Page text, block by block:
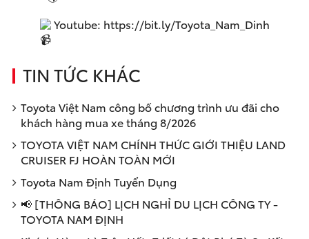
Youtube: https://bit.ly/Toyota_Nam_Dinh
TIN TỨC KHÁC
Toyota Việt Nam công bố chương trình ưu đãi cho
khách hàng mua xe tháng 8/2026
TOYOTA VIỆT NAM CHÍNH THỨC GIỚI THIỆU LAND
CRUISER FJ HOÀN TOÀN MỚI
Toyota Nam Định Tuyển Dụng
📢 [THÔNG BÁO] LỊCH NGHỈ DU LỊCH CÔNG TY -
TOYOTA NAM ĐỊNH